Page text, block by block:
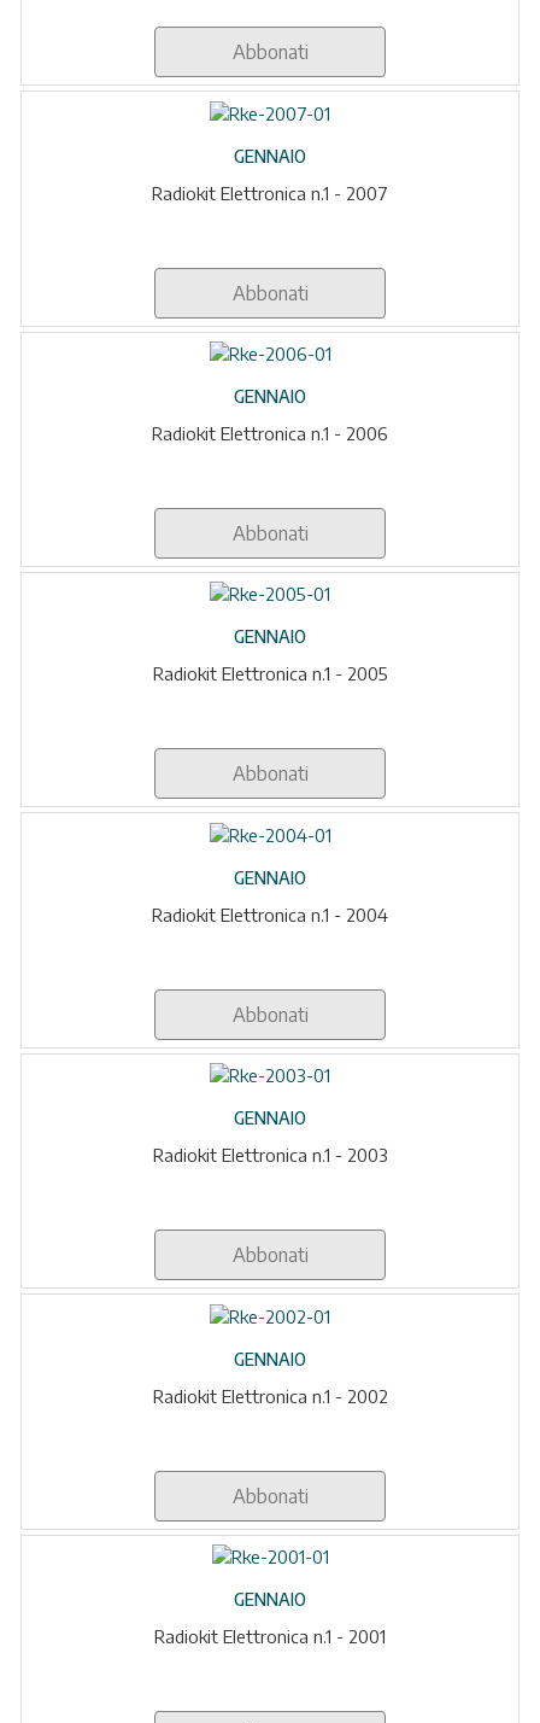
Abbonati
GENNAIO
Radiokit Elettronica n.1 - 2007
Abbonati
GENNAIO
Radiokit Elettronica n.1 - 2006
Abbonati
GENNAIO
Radiokit Elettronica n.1 - 2005
Abbonati
GENNAIO
Radiokit Elettronica n.1 - 2004
Abbonati
GENNAIO
Radiokit Elettronica n.1 - 2003
Abbonati
GENNAIO
Radiokit Elettronica n.1 - 2002
Abbonati
GENNAIO
Radiokit Elettronica n.1 - 2001